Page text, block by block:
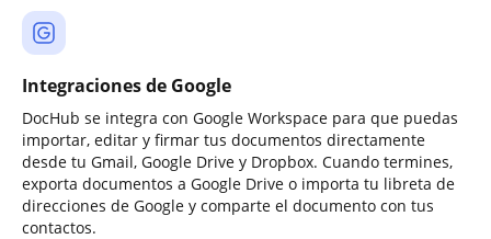
Integraciones de Google
DocHub se integra con Google Workspace para que puedas
importar, editar y firmar tus documentos directamente
desde tu Gmail, Google Drive y Dropbox. Cuando termines,
exporta documentos a Google Drive o importa tu libreta de
direcciones de Google y comparte el documento con tus
contactos.